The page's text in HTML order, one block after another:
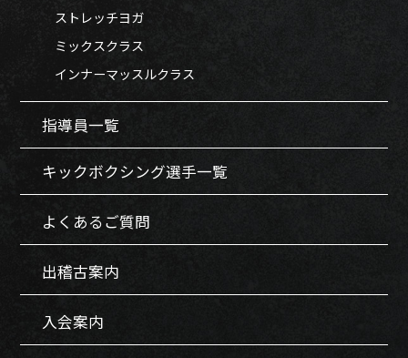
ストレッチヨガ
ミックスクラス
インナーマッスルクラス
指導員一覧
キックボクシング選手一覧
よくあるご質問
出稽古案内
入会案内